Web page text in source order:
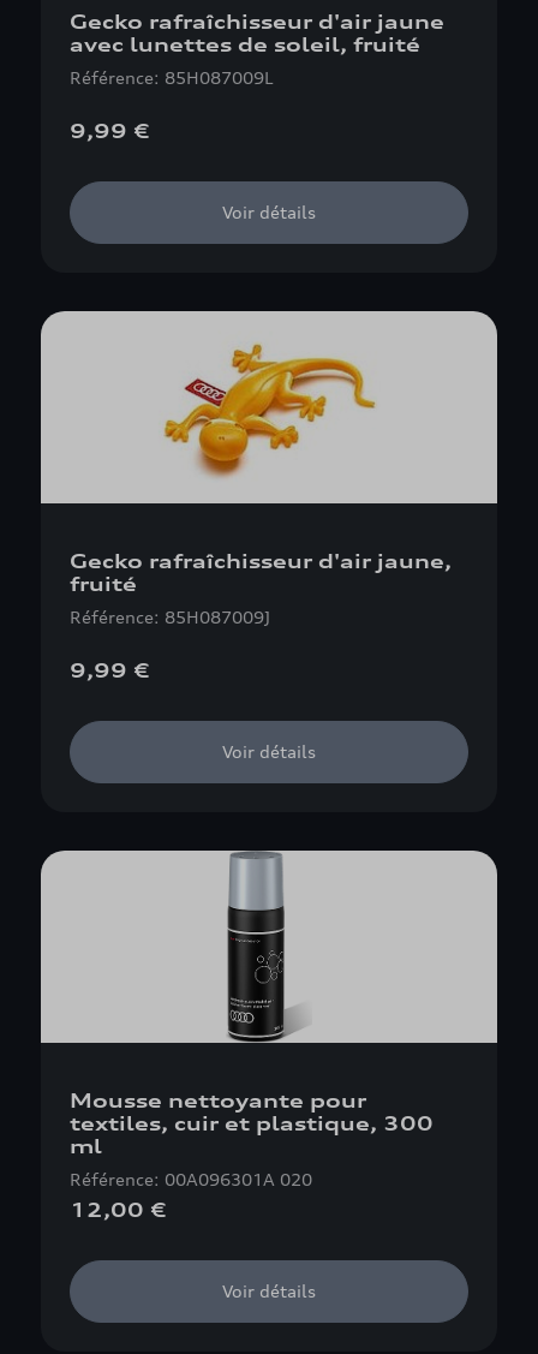
Gecko rafraîchisseur d'air jaune
avec lunettes de soleil, fruité
Référence: 85H087009L
9,99 €
Voir détails
Gecko rafraîchisseur d'air jaune,
fruité
Référence: 85H087009J
9,99 €
Voir détails
Mousse nettoyante pour
textiles, cuir et plastique, 300
ml
Référence: 00A096301A 020
12,00 €
Voir détails